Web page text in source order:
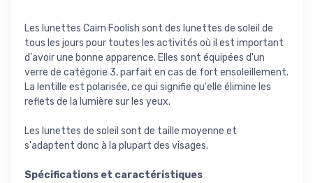
Les lunettes Cairn Foolish sont des lunettes de soleil de
tous les jours pour toutes les activités où il est important
d'avoir une bonne apparence. Elles sont équipées d'un
verre de catégorie 3, parfait en cas de fort ensoleillement.
La lentille est polarisée, ce qui signifie qu'elle élimine les
reflets de la lumière sur les yeux.
Les lunettes de soleil sont de taille moyenne et
s'adaptent donc à la plupart des visages.
Spécifications et caractéristiques